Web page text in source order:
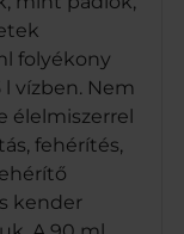
folyékony
l vízben. Nem
élelmiszerrel
fehérítés,
kender